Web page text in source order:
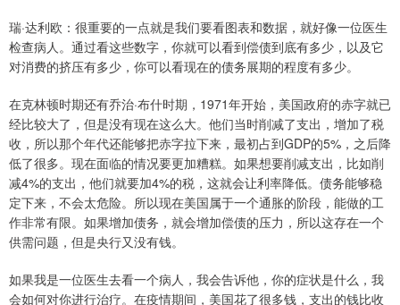
瑞·达利欧：很重要的一点就是我们要看图表和数据，就好像一位医生
检查病人。通过看这些数字，你就可以看到偿债到底有多少，以及它
对消费的挤压有多少，你可以看现在的债务展期的程度有多少。
在克林顿时期还有乔治·布什时期，1971年开始，美国政府的赤字就已
经比较大了，但是没有现在这么大。他们当时削减了支出，增加了税
收，所以那个年代还能够把赤字拉下来，最初占到GDP的5%，之后降
低了很多。现在面临的情况要更加糟糕。如果想要削减支出，比如削
减4%的支出，他们就要加4%的税，这就会让利率降低。债务能够稳
定下来，不会太危险。所以现在美国属于一个通胀的阶段，能做的工
作非常有限。如果增加债务，就会增加偿债的压力，所以这存在一个
供需问题，但是央行又没有钱。
如果我是一位医生去看一个病人，我会告诉他，你的症状是什么，我
会如何对你进行治疗。在疫情期间，美国花了很多钱，支出的钱比收